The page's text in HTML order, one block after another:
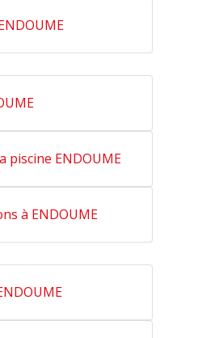
piscine ENDOUME
à ENDOUME